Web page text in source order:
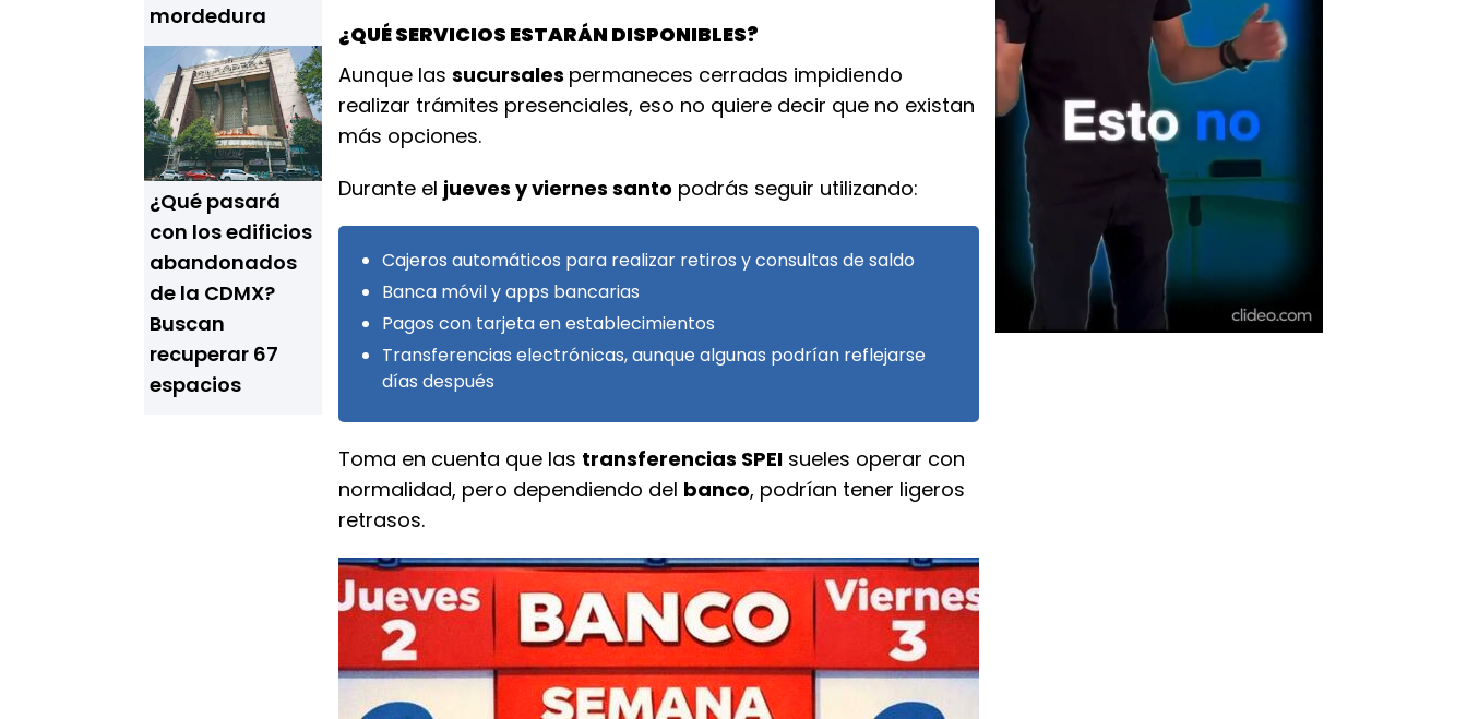
mordedura
¿Qué pasará
con los edificios
abandonados
de la CDMX?
Buscan
recuperar 67
espacios
¿QUÉ SERVICIOS ESTARÁN DISPONIBLES?
Aunque las sucursales permaneces cerradas impidiendo
realizar trámites presenciales, eso no quiere decir que no existan
más opciones.
Durante el jueves y viernes santo podrás seguir utilizando:
Cajeros automáticos para realizar retiros y consultas de saldo
Banca móvil y apps bancarias
Pagos con tarjeta en establecimientos
Transferencias electrónicas, aunque algunas podrían reflejarse
días después
Toma en cuenta que las transferencias SPEI sueles operar con
normalidad, pero dependiendo del banco, podrían tener ligeros
retrasos.